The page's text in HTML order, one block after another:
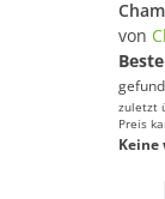
von
zuletzt
Preis
Keine